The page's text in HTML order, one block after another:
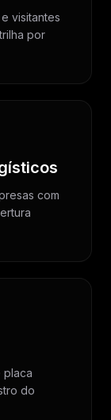
visitantes
por
com
placa
do